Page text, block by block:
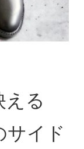
える
サイド